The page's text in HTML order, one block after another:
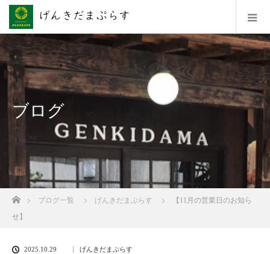
ブログ
ホームブログ一覧 げんきだまぷらす
【11月の営業日のお知ら
せ】
2025.10.29 げんきだまぷらす